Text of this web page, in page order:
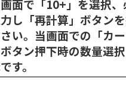
面で「10+」を選択
し「再計算」ボタン
い。当画面での「カ
タン押下時の数量選
す。